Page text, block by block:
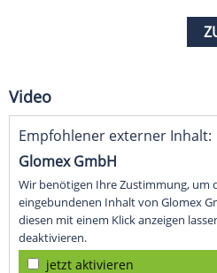
Video
Empfohlener externer Inhalt:
Glomex GmbH
Wir benötigen Ihre Zustimmung, um
eingebundenen Inhalt von Glomex
diesen mit einem Klick anzeigen
deaktivieren.
jetzt aktivieren